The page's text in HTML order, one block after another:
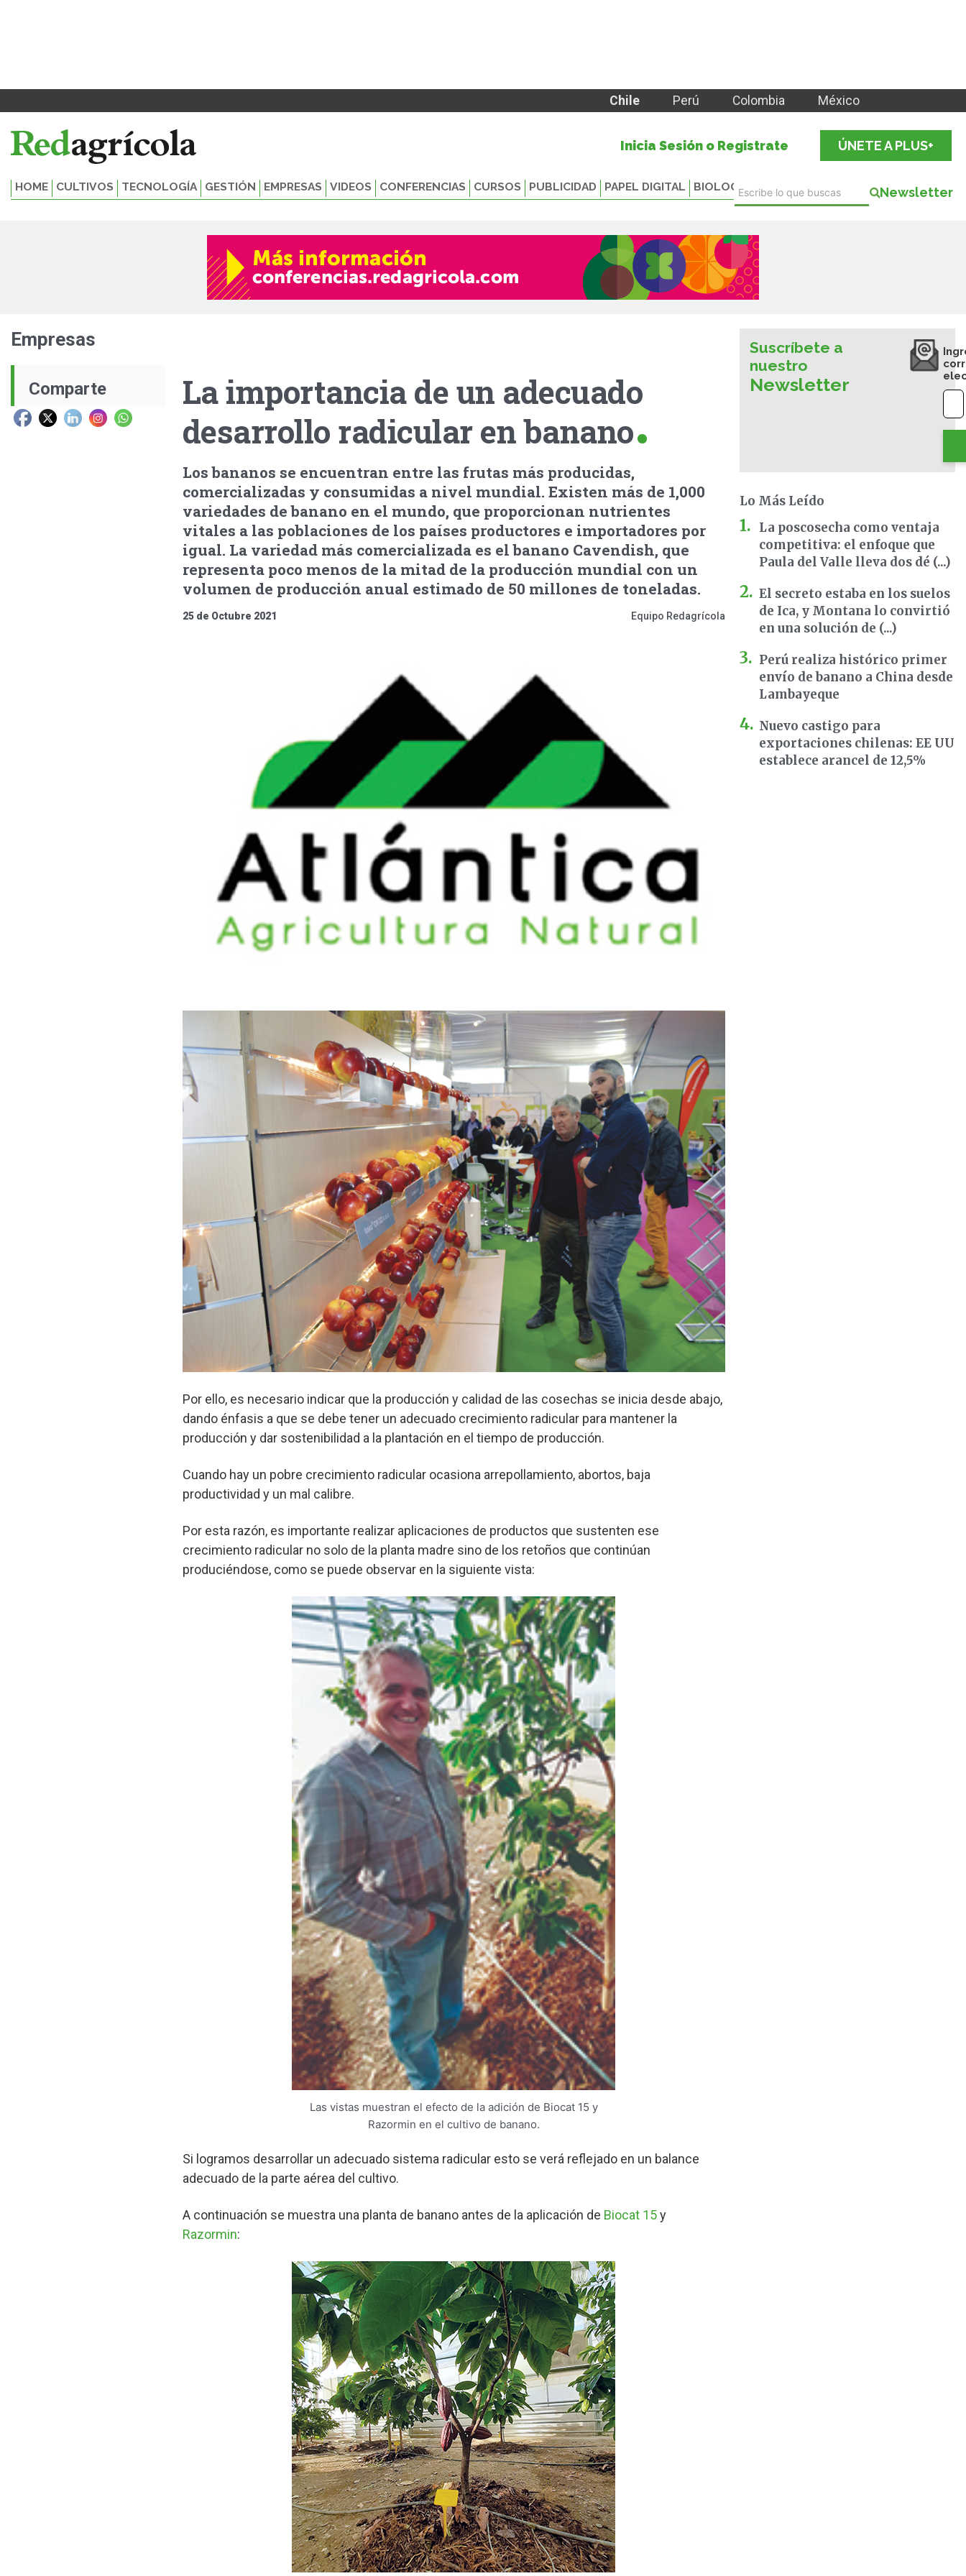
Chile Perú Colombia México
Inicia Sesión o Registrate ÚNETE A PLUS+
HOME CULTIVOS TECNOLOGÍA GESTIÓN EMPRESAS VIDEOS CONFERENCIAS CURSOS PUBLICIDAD PAPEL DIGITAL BIOLOGICALS Newsletter
Empresas
Comparte
La importancia de un adecuado
desarrollo radicular en banano
Los bananos se encuentran entre las frutas más producidas,
comercializadas y consumidas a nivel mundial. Existen más de 1,000
variedades de banano en el mundo, que proporcionan nutrientes
vitales a las poblaciones de los países productores e importadores por
igual. La variedad más comercializada es el banano Cavendish, que
representa poco menos de la mitad de la producción mundial con un
volumen de producción anual estimado de 50 millones de toneladas.
25 de Octubre 2021 Equipo Redagrícola
Por ello, es necesario indicar que la producción y calidad de las cosechas se inicia desde abajo,
dando énfasis a que se debe tener un adecuado crecimiento radicular para mantener la
producción y dar sostenibilidad a la plantación en el tiempo de producción.
Cuando hay un pobre crecimiento radicular ocasiona arrepollamiento, abortos, baja
productividad y un mal calibre.
Por esta razón, es importante realizar aplicaciones de productos que sustenten ese
crecimiento radicular no solo de la planta madre sino de los retoños que continúan
produciéndose, como se puede observar en la siguiente vista:
Las vistas muestran el efecto de la adición de Biocat 15 y
Razormin en el cultivo de banano.
Si logramos desarrollar un adecuado sistema radicular esto se verá reflejado en un balance
adecuado de la parte aérea del cultivo.
A continuación se muestra una planta de banano antes de la aplicación de Biocat 15y
Razormin:
Suscríbete a
nuestro
Newsletter
Lo Más Leído
La poscosecha como ventaja
competitiva: el enfoque que
Paula del Valle lleva dos dé (...)
El secreto estaba en los suelos
de Ica, y Montana lo convirtió
en una solución de (...)
Perú realiza histórico primer
envío de banano a China desde
Lambayeque
Nuevo castigo para
exportaciones chilenas: EE UU
establece arancel de 12,5%